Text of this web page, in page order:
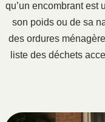
qu’un encombrant est
son poids ou de sa
des ordures
liste des déchets